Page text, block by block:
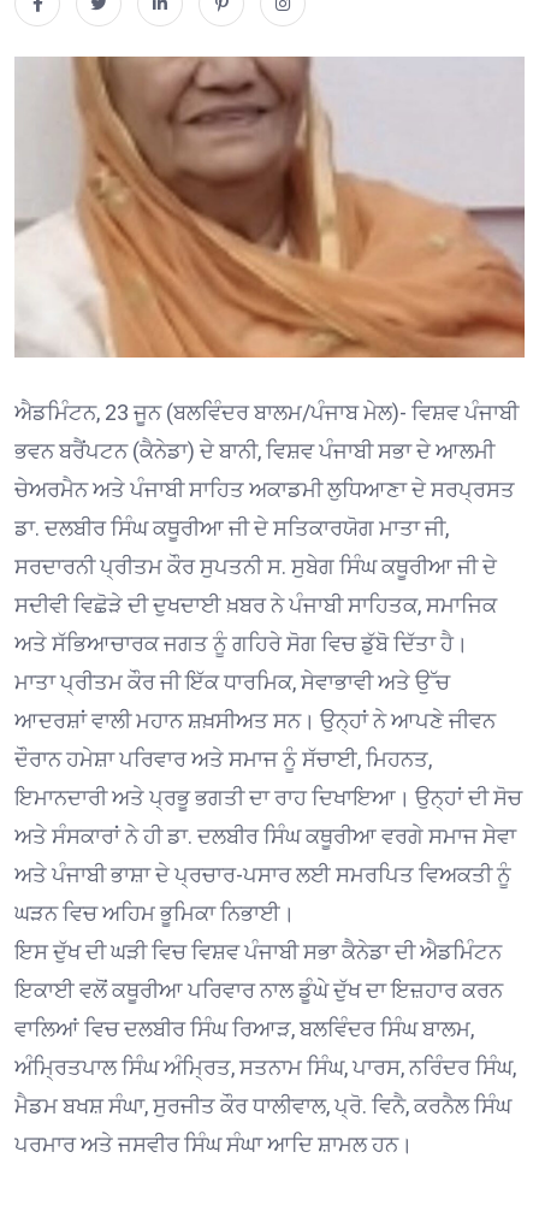
ਐਡਮਿੰਟਨ, 23 ਜੂਨ (ਬਲਵਿੰਦਰ ਬਾਲਮ/ਪੰਜਾਬ ਮੇਲ)- ਵਿਸ਼ਵ ਪੰਜਾਬੀ
ਭਵਨ ਬਰੈਂਪਟਨ (ਕੈਨੇਡਾ) ਦੇ ਬਾਨੀ, ਵਿਸ਼ਵ ਪੰਜਾਬੀ ਸਭਾ ਦੇ ਆਲਮੀ
ਚੇਅਰਮੈਨ ਅਤੇ ਪੰਜਾਬੀ ਸਾਹਿਤ ਅਕਾਡਮੀ ਲੁਧਿਆਣਾ ਦੇ ਸਰਪ੍ਰਸਤ
ਡਾ. ਦਲਬੀਰ ਸਿੰਘ ਕਥੂਰੀਆ ਜੀ ਦੇ ਸਤਿਕਾਰਯੋਗ ਮਾਤਾ ਜੀ,
ਸਰਦਾਰਨੀ ਪ੍ਰੀਤਮ ਕੌਰ ਸੁਪਤਨੀ ਸ. ਸੁਬੇਗ ਸਿੰਘ ਕਥੂਰੀਆ ਜੀ ਦੇ
ਸਦੀਵੀ ਵਿਛੋੜੇ ਦੀ ਦੁਖਦਾਈ ਖ਼ਬਰ ਨੇ ਪੰਜਾਬੀ ਸਾਹਿਤਕ, ਸਮਾਜਿਕ
ਅਤੇ ਸੱਭਿਆਚਾਰਕ ਜਗਤ ਨੂੰ ਗਹਿਰੇ ਸੋਗ ਵਿਚ ਡੁੱਬੋ ਦਿੱਤਾ ਹੈ।
ਮਾਤਾ ਪ੍ਰੀਤਮ ਕੌਰ ਜੀ ਇੱਕ ਧਾਰਮਿਕ, ਸੇਵਾਭਾਵੀ ਅਤੇ ਉੱਚ
ਆਦਰਸ਼ਾਂ ਵਾਲੀ ਮਹਾਨ ਸ਼ਖ਼ਸੀਅਤ ਸਨ। ਉਨ੍ਹਾਂ ਨੇ ਆਪਣੇ ਜੀਵਨ
ਦੌਰਾਨ ਹਮੇਸ਼ਾ ਪਰਿਵਾਰ ਅਤੇ ਸਮਾਜ ਨੂੰ ਸੱਚਾਈ, ਮਿਹਨਤ,
ਇਮਾਨਦਾਰੀ ਅਤੇ ਪ੍ਰਭੂ ਭਗਤੀ ਦਾ ਰਾਹ ਦਿਖਾਇਆ। ਉਨ੍ਹਾਂ ਦੀ ਸੋਚ
ਅਤੇ ਸੰਸਕਾਰਾਂ ਨੇ ਹੀ ਡਾ. ਦਲਬੀਰ ਸਿੰਘ ਕਥੂਰੀਆ ਵਰਗੇ ਸਮਾਜ ਸੇਵਾ
ਅਤੇ ਪੰਜਾਬੀ ਭਾਸ਼ਾ ਦੇ ਪ੍ਰਚਾਰ-ਪਸਾਰ ਲਈ ਸਮਰਪਿਤ ਵਿਅਕਤੀ ਨੂੰ
ਘੜਨ ਵਿਚ ਅਹਿਮ ਭੂਮਿਕਾ ਨਿਭਾਈ।
ਇਸ ਦੁੱਖ ਦੀ ਘੜੀ ਵਿਚ ਵਿਸ਼ਵ ਪੰਜਾਬੀ ਸਭਾ ਕੈਨੇਡਾ ਦੀ ਐਡਮਿੰਟਨ
ਇਕਾਈ ਵਲੋਂ ਕਥੂਰੀਆ ਪਰਿਵਾਰ ਨਾਲ ਡੂੰਘੇ ਦੁੱਖ ਦਾ ਇਜ਼ਹਾਰ ਕਰਨ
ਵਾਲਿਆਂ ਵਿਚ ਦਲਬੀਰ ਸਿੰਘ ਰਿਆੜ, ਬਲਵਿੰਦਰ ਸਿੰਘ ਬਾਲਮ,
ਅੰਮ੍ਰਿਤਪਾਲ ਸਿੰਘ ਅੰਮ੍ਰਿਤ, ਸਤਨਾਮ ਸਿੰਘ, ਪਾਰਸ, ਨਰਿੰਦਰ ਸਿੰਘ,
ਮੈਡਮ ਬਖਸ਼ ਸੰਘਾ, ਸੁਰਜੀਤ ਕੌਰ ਧਾਲੀਵਾਲ, ਪ੍ਰੋ. ਵਿਨੈ, ਕਰਨੈਲ ਸਿੰਘ
ਪਰਮਾਰ ਅਤੇ ਜਸਵੀਰ ਸਿੰਘ ਸੰਘਾ ਆਦਿ ਸ਼ਾਮਲ ਹਨ।